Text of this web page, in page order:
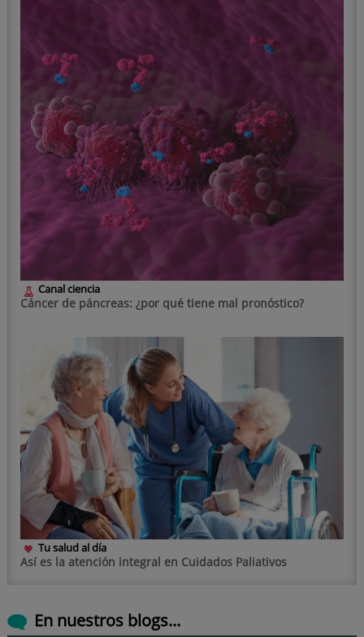
Canal ciencia
Cáncer de páncreas: ¿por qué tiene mal pronóstico?
Tu salud al día
Así es la atención integral en Cuidados Paliativos
En nuestros blogs...